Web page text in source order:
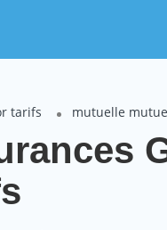
tarifs mutuelle